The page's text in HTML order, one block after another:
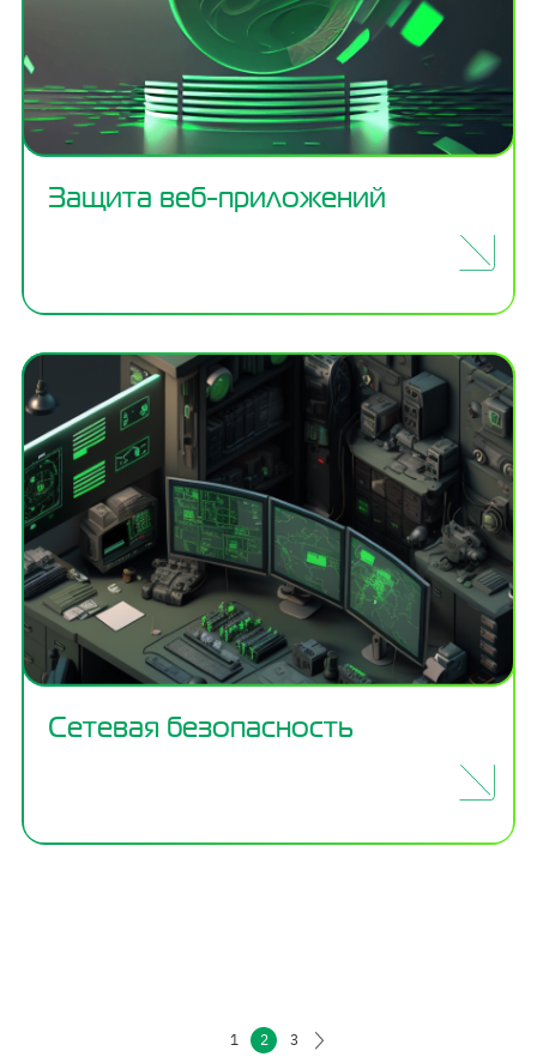
Защита веб-приложений
Сетевая безопасность
1 2 3